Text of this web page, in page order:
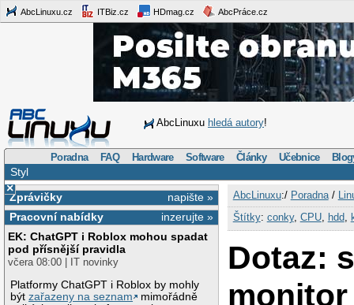
AbcLinuxu.cz ITBiz.cz HDmag.cz AbcPráce.cz
AbcLinuxu hledá autory!
Poradna FAQ Hardware Software Články Učebnice
Styl
×
napište »
Zprávičky
inzerujte »
Pracovní nabídky
EK: ChatGPT i Roblox mohou spadat
pod přísnější pravidla
včera 08:00 | IT novinky
Platformy ChatGPT i Roblox by mohly
býtzařazeny na seznam
mimořádně
AbcLinuxu:/ Poradna/
Štítky: conky, CPU, hdd,
Dotaz:
monitor